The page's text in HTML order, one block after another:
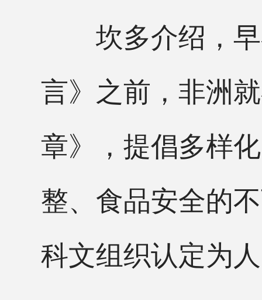
坎多介绍，早
言》之前，非洲
章》，提倡多样
整、食品安全的
科文组织认定为